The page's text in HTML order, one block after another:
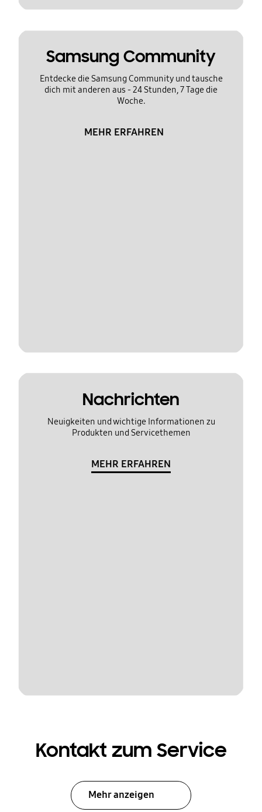
Samsung Community
Entdecke die Samsung Community und tausche
dich mit anderen aus - 24 Stunden, 7 Tage die
Woche.
MEHR ERFAHREN
Nachrichten
Neuigkeiten und wichtige Informationen zu
Produkten und Servicethemen
MEHR ERFAHREN
Kontakt zum Service
Mehr anzeigen